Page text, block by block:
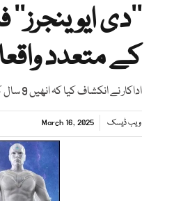
’’دی
کے متعدد
اداکار نے انکشاف کیا کہ انھیں 9 سال کی عمر سے ہی مردوں اور خواتین کی جانب سے جنسی زیادتی کا نشانہ بنایا گیا
ویب ڈیسک March 16, 2025